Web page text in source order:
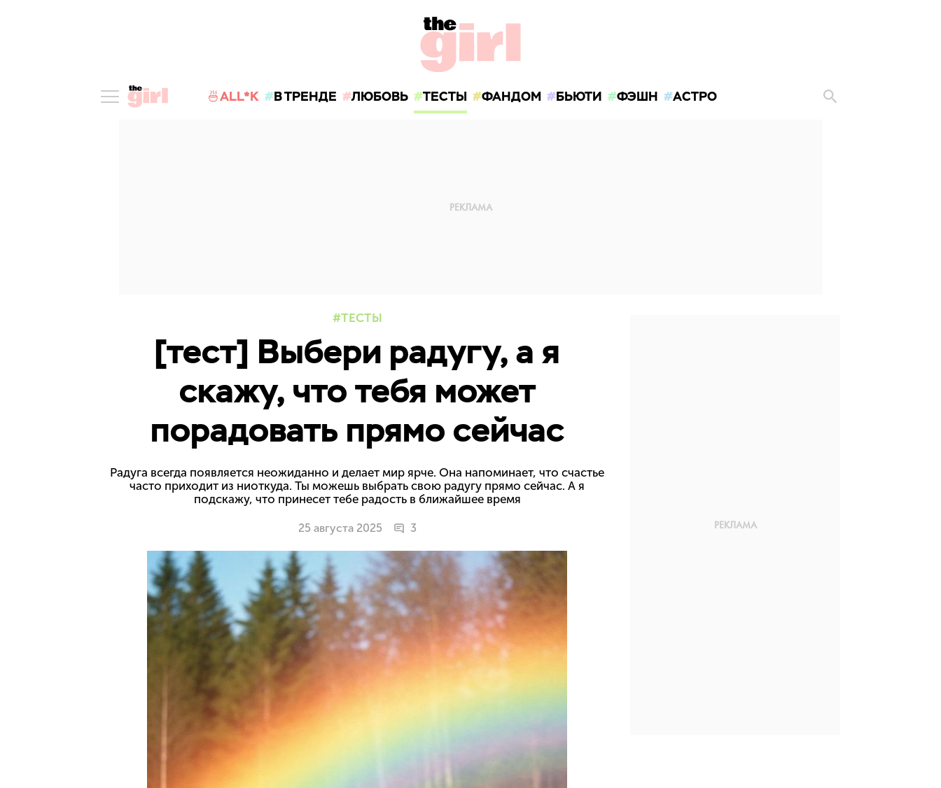
🍜ALL*K В ТРЕНДЕ ЛЮБОВЬ ТЕСТЫ ФАНДОМ БЬЮТИ ФЭШН АСТРО
ТЕСТЫ
[тест] Выбери радугу, а я
скажу, что тебя может
порадовать прямо сейчас
Радуга всегда появляется неожиданно и делает мир ярче. Она напоминает, что счастье
часто приходит из ниоткуда. Ты можешь выбрать свою радугу прямо сейчас. А я
подскажу, что принесет тебе радость в ближайшее время
25 августа 2025 3